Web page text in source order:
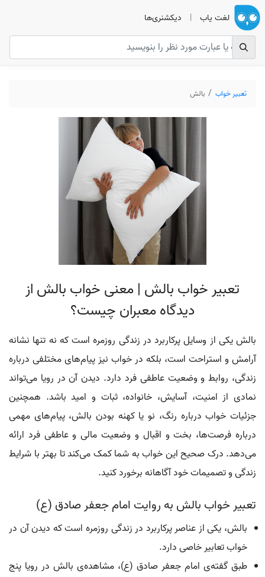
لغت یاب | دیکشنری‌ها
تعبیر خواب بالش
تعبیر خواب بالش | معنی خواب بالش از
دیدگاه معبران چیست؟
بالش یکی از وسایل پرکاربرد در زندگی روزمره است که نه تنها نشانه
آرامش و استراحت است، بلکه در خواب نیز پیام‌های مختلفی درباره
زندگی، روابط و وضعیت عاطفی فرد دارد. دیدن آن در رویا می‌تواند
نمادی از امنیت، آسایش، خانواده، ثبات و امید باشد. همچنین
جزئیات خواب درباره رنگ، نو یا کهنه بودن بالش، پیام‌های مهمی
درباره فرصت‌ها، بخت و اقبال و وضعیت مالی و عاطفی فرد ارائه
می‌دهد. درک صحیح این خواب به شما کمک می‌کند تا بهتر با شرایط
زندگی و تصمیمات خود آگاهانه برخورد کنید.
تعبیر خواب بالش به روایت امام جعفر صادق (ع)
بالش، یکی از عناصر پرکاربرد در زندگی روزمره است که دیدن آن در
خواب تعابیر خاصی دارد.
طبق گفته‌ی امام جعفر صادق (ع)، مشاهده‌ی بالش در رویا پنج